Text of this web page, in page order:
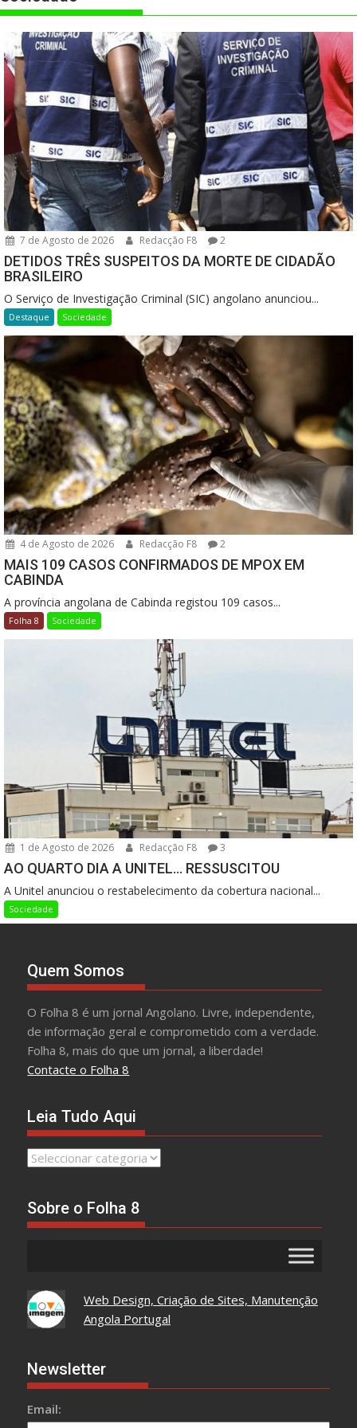
7 de Agosto de 2026 Redacção F8 2
DETIDOS TRÊS SUSPEITOS DA MORTE DE CIDADÃO
BRASILEIRO
O Serviço de Investigação Criminal (SIC) angolano anunciou...
Destaque Sociedade
4 de Agosto de 2026 Redacção F8 2
MAIS 109 CASOS CONFIRMADOS DE MPOX EM
CABINDA
A província angolana de Cabinda registou 109 casos...
Folha 8 Sociedade
1 de Agosto de 2026 Redacção F8 3
AO QUARTO DIA A UNITEL… RESSUSCITOU
A Unitel anunciou o restabelecimento da cobertura nacional...
Sociedade
Quem Somos
O Folha 8 é um jornal Angolano. Livre, independente,
de informação geral e comprometido com a verdade.
Folha 8, mais do que um jornal, a liberdade!
Contacte o Folha 8
Leia Tudo Aqui
Leia
Sobre o Folha 8
Web Design, Criação de Sites, Manutenção
Angola Portugal
Newsletter
Email: